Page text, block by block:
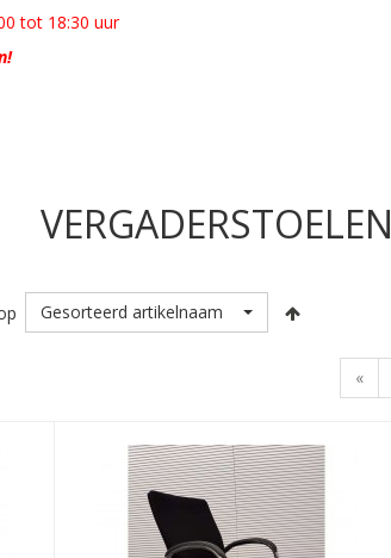
tot 18:30 uur
VERGADERSTOELEN
Gesorteerd artikelnaam
«